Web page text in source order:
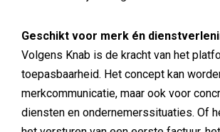
Geschikt voor merk én
Volgens Knab is de kracht van het
toepasbaarheid. Het concept kan
merkcommunicatie, maar ook voor
diensten en ondernemerssituaties. Of